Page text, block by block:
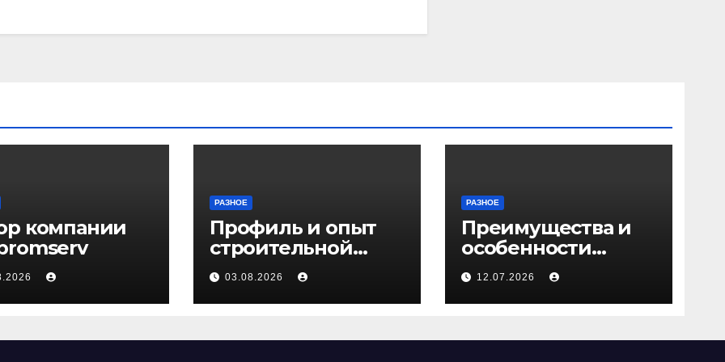
компании
РАЗНОЕ
Профиль и опыт
строительной
компании Медичи
03.08.2026
РАЗНОЕ
Преимущества и
особенности
скрытых дверей
12.07.2026